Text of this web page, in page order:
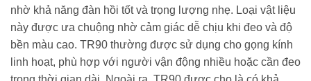
nhờ khả năng đàn hồi tốt và trọng lượng nhẹ. Loại vật liệu
này được ưa chuộng nhờ cảm giác dễ chịu khi đeo và độ
bền màu cao. TR90 thường được sử dụng cho gọng kính
linh hoạt, phù hợp với người vận động nhiều hoặc cần đeo